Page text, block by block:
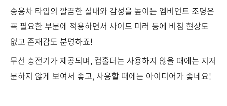
승용차 타입의 깔끔한 실내와 감성을 높이는 엠비언트 조명은
꼭 필요한 부분에 적용하면서 사이드 미러 등에 비침 현상도
없고 존재감도 분명하죠!
무선 충전기가 제공되며, 컵홀더는 사용하지 않을 때에는 지저
분하지 않게 보여서 좋고, 사용할 때에는 아이디어가 좋네요!